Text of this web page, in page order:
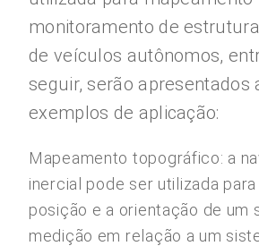
monitoramento de
de veículos autônomos,
seguir, serão apresentados
exemplos de aplicação:
Mapeamento topográfico: a
inercial pode ser utilizada
posição e a orientação de um
medição em relação a um